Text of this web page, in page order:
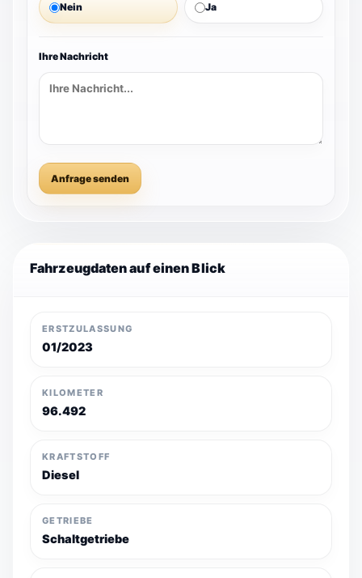
Nein Ja
Ihre Nachricht
Anfrage senden
Fahrzeugdaten auf einen Blick
ERSTZULASSUNG
01/2023
KILOMETER
96.492
KRAFTSTOFF
Diesel
GETRIEBE
Schaltgetriebe